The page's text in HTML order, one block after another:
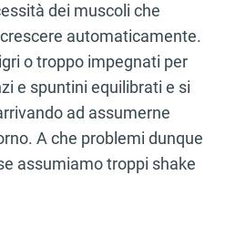
dei muscoli che
automaticamente.
o troppo impegnati per
e spuntini equilibrati e si
ad assumerne
A che problemi dunque
assumiamo troppi shake